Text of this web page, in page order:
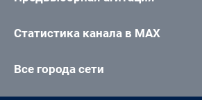
Статистика канала в MAX
Все города сети